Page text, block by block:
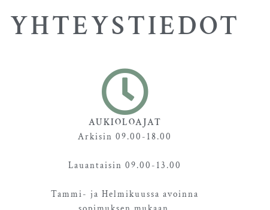
YHTEYSTIEDOT
AUKIOLOAJAT
Arkisin 09.00-18.00
Lauantaisin 09.00-13.00
Tammi- ja Helmikuussa avoinna